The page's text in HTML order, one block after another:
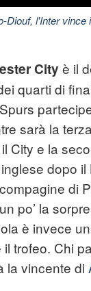
Diouf, l'Inter vince
City è il
quarti di
sarà la
City e la
dopo il
di
po’ la
è invece
trofeo. Chi
la vincente di